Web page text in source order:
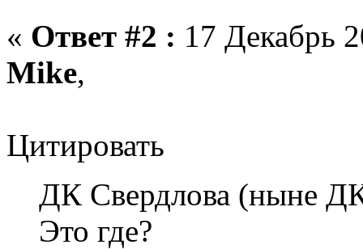
« Ответ #2 : 17 Декабрь
Mike,
Цитировать
ДК Свердлова (ныне
Это где?